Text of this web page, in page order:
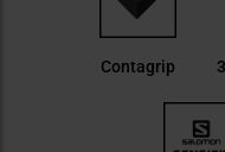
Contagrip